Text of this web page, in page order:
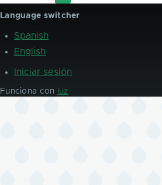
Language switcher
Spanish
English
User
menu
Iniciar sesión
Funciona con luz